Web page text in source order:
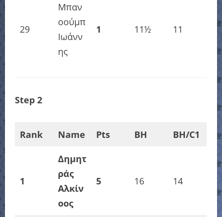
29
Μπαν
οούμπ
Ιωάνν
ης
1 11½ 11
Step 2
Rank Name Pts BH BH/C1
1
Δημητ
ράς
Αλκίν
οος
5 16 14